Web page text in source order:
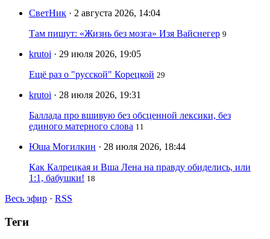
СветНик · 2 августа 2026, 14:04
Там пишут: «Жизнь без мозга» Изя Вайснегер 9
krutoi · 29 июля 2026, 19:05
Ещё раз о "русской" Корецкой 29
krutoi · 28 июля 2026, 19:31
Баллада про вшивую без обсценной лексики, без
единого матерного слова 11
Юша Могилкин · 28 июля 2026, 18:44
Как Калрецкая и Вша Лена на правду обиделись, или
1:1, бабушки! 18
Весь эфир · RSS
Теги